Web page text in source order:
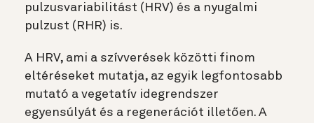
pulzusvariabilitást (HRV) és a nyugalmi
pulzust (RHR) is.
A HRV, ami a szívverések közötti finom
eltéréseket mutatja, az egyik legfontosabb
mutató a vegetatív idegrendszer
egyensúlyát és a regenerációt illetően. A